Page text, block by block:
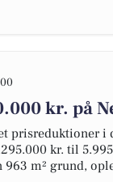
kr. på
prisreduktioner i
kr. til
m² grund,